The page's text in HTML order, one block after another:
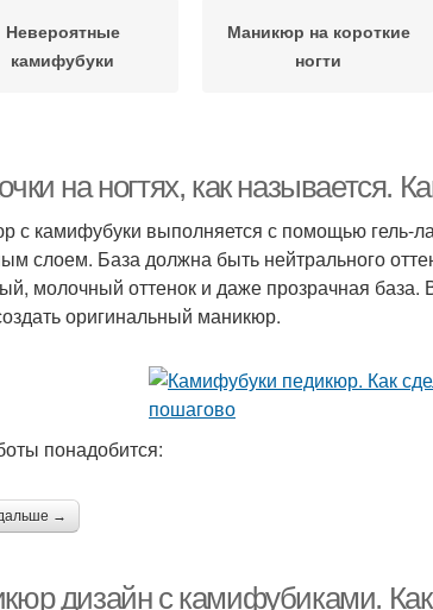
Невероятные
камифубуки
Маникюр на короткие
ногти
на ногтях, как называется.
с камифубуки выполняется с помощью гель-
слоем. База должна быть нейтрального
молочный оттенок и даже прозрачная база.
оригинальный маникюр.
понадобится:
→
дизайн с камифубиками.